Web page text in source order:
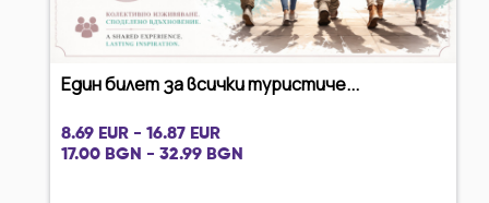
Един билет за всички туристиче...
8.69 EUR - 16.87 EUR
17.00 BGN - 32.99 BGN